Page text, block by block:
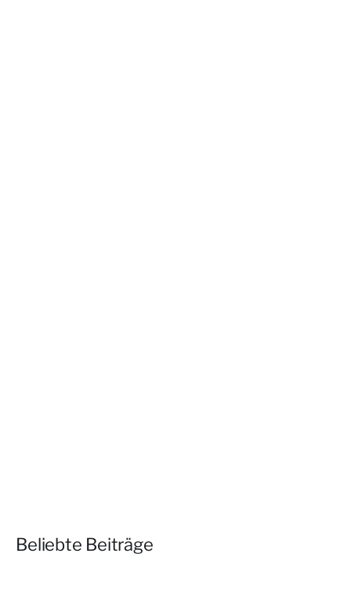
Beliebte Beiträge